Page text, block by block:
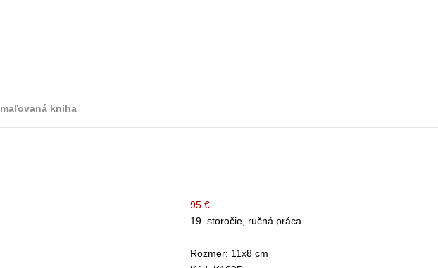
maľovaná kniha
95 €
19. storočie, ručná práca
Rozmer: 11x8 cm